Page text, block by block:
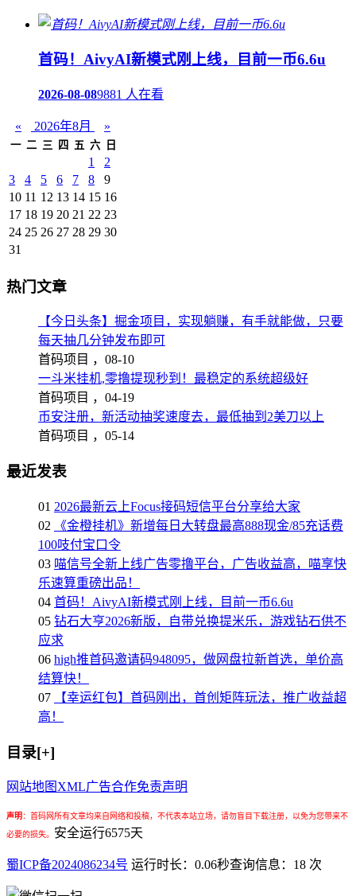
首码！AivyAI新模式刚上线，目前一币6.6u
2026-08-089881 人在看
« 2026年8月 »
一 二 三 四 五 六 日
1
2
3
4 5 6 7 8
9
10 11 12 13 14 15 16
17 18 19 20 21 22 23
24 25 26 27 28 29 30
31
热门文章
【今日头条】掘金项目，实现躺赚，有手就能做，只要
每天抽几分钟发布即可
首码项目 ， 08-10
一斗米挂机,零撸提现秒到！最稳定的系统超级好
首码项目 ， 04-19
币安注册，新活动抽奖速度去，最低抽到2美刀以上
首码项目 ， 05-14
最近发表
01 2026最新云上Focus接码短信平台分享给大家
02
《金橙挂机》新增每日大转盘最高888现金/85充话费
100吱付宝口令
03 喵信号全新上线广告零撸平台，广告收益高，喵享快
乐速算重磅出品！
04 首码！AivyAI新模式刚上线，目前一币6.6u
05 钻石大亨2026新版，自带兑换提米乐，游戏钻石供不
应求
06 high推首码邀请码948095，做网盘拉新首选，单价高
结算快！
07
【幸运红包】首码刚出，首创矩阵玩法，推广收益超
高！
目录[+]
网站地图 XML广告合作免责声明
声明： 首码网所有文章均来自网络和投稿，不代表本站立场，请勿盲目下载注册，以免为您带来不
必要的损失。 安全运行6575天
蜀ICP备2024086234号 运行时长：0.06秒查询信息：18 次